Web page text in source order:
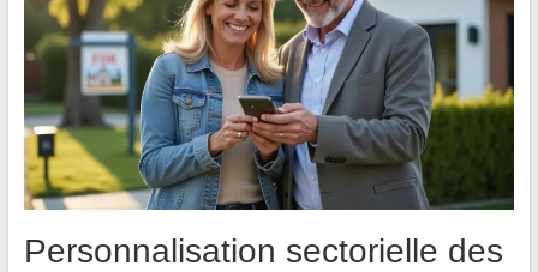
Personnalisation sectorielle des